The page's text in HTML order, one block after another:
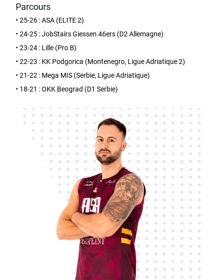
Parcours
• 25-26 : ASA (ELITE 2)
• 24-25 : JobStairs Giessen 46ers (D2 Allemagne)
• 23-24 : Lille (Pro B)
• 22-23 : KK Podgorica (Montenegro, Ligue Adriatique 2)
• 21-22 : Mega MIS (Serbie, Ligue Adriatique)
• 18-21 : OKK Beograd (D1 Serbie)